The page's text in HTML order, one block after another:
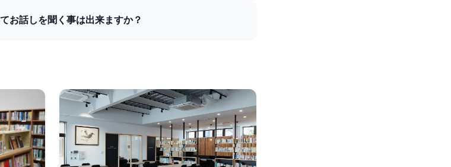
お話しを聞く事は出来ますか？